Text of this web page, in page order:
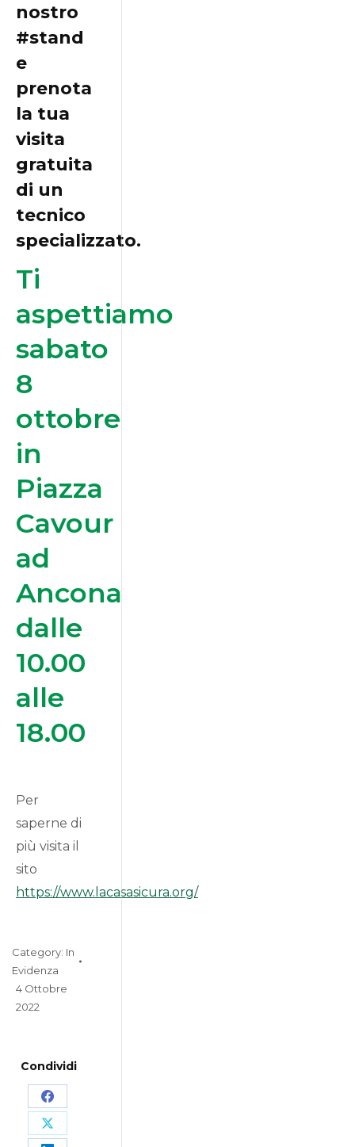
nostro
#stand
e
prenota
la tua
visita
gratuita
di un
tecnico
specializzato.
Ti
aspettiamo
sabato
8
ottobre
in
Piazza
Cavour
ad
Ancona
dalle
10.00
alle
18.00
Per
saperne di
più visita il
sito
https://www.lacasasicura.org/
Category: In
Evidenza
4 Ottobre
2022
Condividi
Share
on
Share